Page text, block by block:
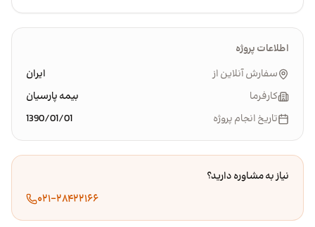
اطلاعات پروژه
سفارش آنلاین از
ایران
کارفرما
بیمه پارسیان
تاریخ انجام پروژه
1390/01/01
نیاز به مشاوره دارید؟
۰۲۱-۲۸۴۲۲۱۶۶